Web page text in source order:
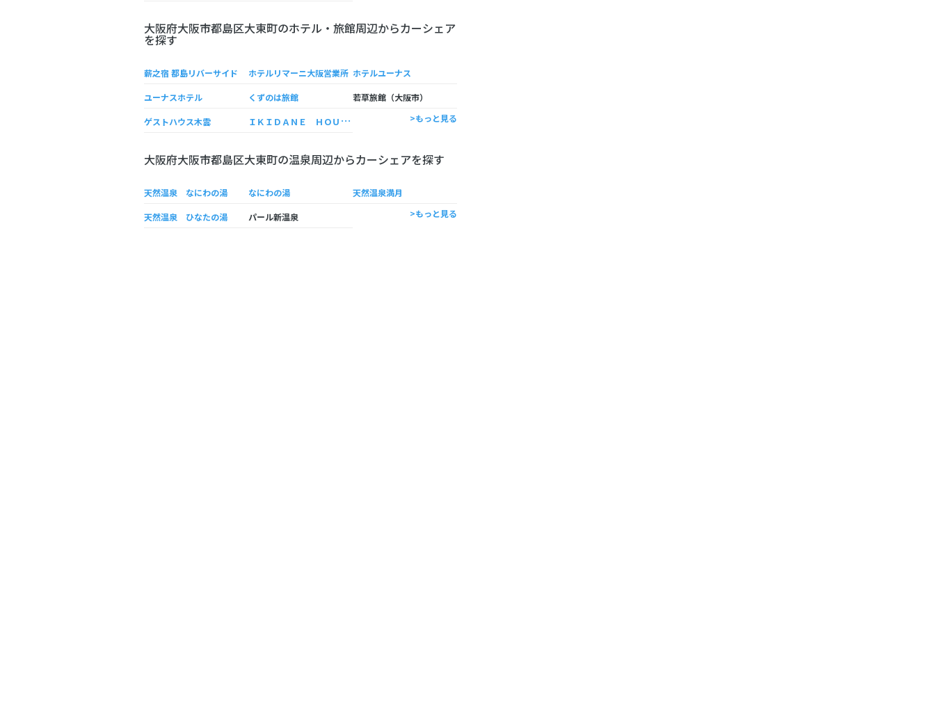
大阪府大阪市都島区大東町のホテル・旅館周辺からカーシェア
を探す
薪之宿 都島リバーサイド ホテルリマーニ大阪営業所 ホテルユーナス
ユーナスホテル くずのは旅館 若草旅館（大阪市）
ゲストハウス木雲 Ｉ
ＫＩＤＡＮＥ ＨＯＵＳＥ 大阪淡路 >もっと見る
大阪府大阪市都島区大東町の温泉周辺からカーシェアを探す
天然温泉 なにわの湯 なにわの湯 天然温泉満月
天然温泉 ひなたの湯 パール新温泉 >もっと見る